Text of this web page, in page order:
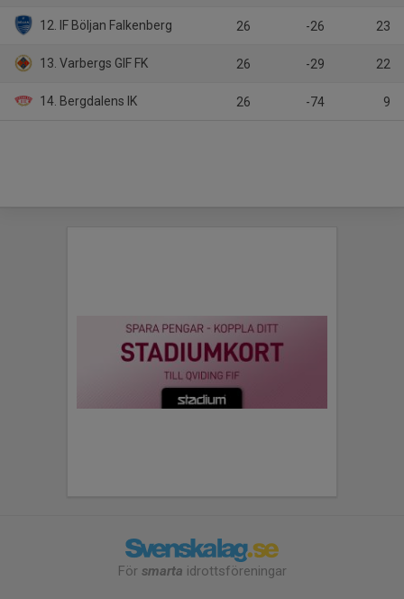
12. IF Böljan Falkenberg 26 -26 23
13. Varbergs GIF FK 26 -29 22
14. Bergdalens IK 26 -74 9
För smarta idrottsföreningar